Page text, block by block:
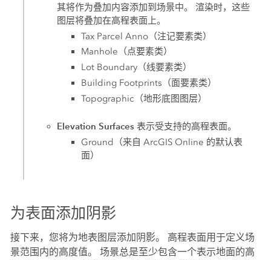
其将作为叠加内容添加到场景中。 渲染时，这些
图层将叠加在高程表面上。
Tax Parcel Anno（注记要素类）
Manhole（点要素类）
Lot Boundary（线要素类）
Building Footprints（面要素类）
Topographic（地形底图图层）
Elevation Surfaces 表示受支持的高程表面。
Ground（来自ArcGIS Online 的默认表
面）
为表面添加阴影
接下来，您将为地表图层添加阴影。 高程表面用于定义场
景范围内的高度值。 场景总是至少包含一个表示地面的高